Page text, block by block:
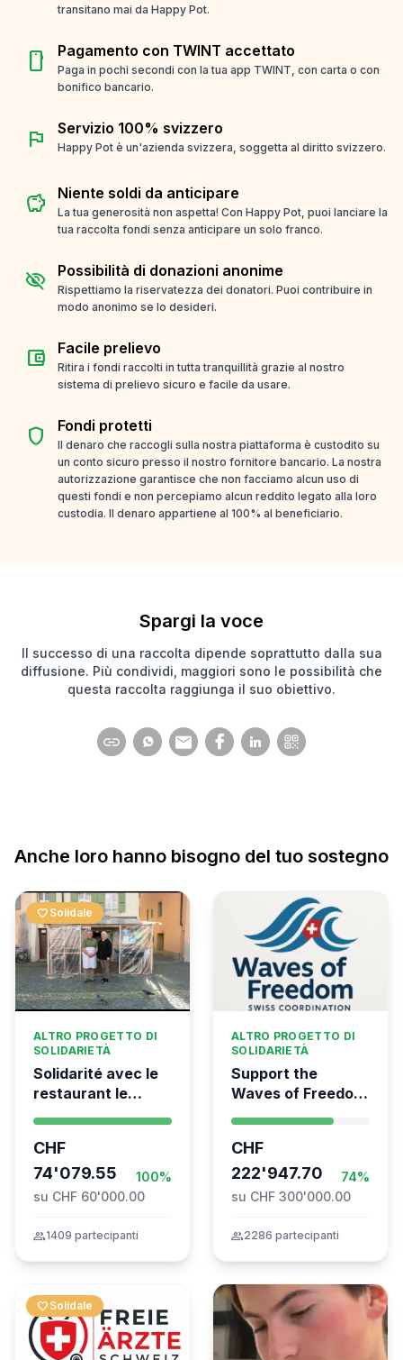
transitano mai da Happy Pot.
smartphone Pagamento con TWINT accettato
Paga in pochi secondi con la tua app TWINT, con carta o con
bonifico bancario.
flag Servizio 100% svizzero
Happy Pot è un'azienda svizzera, soggetta al diritto svizzero.
savings Niente soldi da anticipare
La tua generosità non aspetta! Con Happy Pot, puoi lanciare la
tua raccolta fondi senza anticipare un solo franco.
visibility_off Possibilità di donazioni anonime
Rispettiamo la riservatezza dei donatori. Puoi contribuire in
modo anonimo se lo desideri.
account_balance_wallet Facile prelievo
Ritira i fondi raccolti in tutta tranquillità grazie al nostro
sistema di prelievo sicuro e facile da usare.
shield Fondi protetti
Il denaro che raccogli sulla nostra piattaforma è custodito su
un conto sicuro presso il nostro fornitore bancario. La nostra
autorizzazione garantisce che non facciamo alcun uso di
questi fondi e non percepiamo alcun reddito legato alla loro
custodia. Il denaro appartiene al 100% al beneficiario.
Spargi la voce
Il successo di una raccolta dipende soprattutto dalla sua
diffusione. Più condividi, maggiori sono le possibilità che
questa raccolta raggiunga il suo obiettivo.
Anche loro hanno bisogno del tuo sostegno
favorite Solidale
ALTRO PROGETTO DI
SOLIDARIETÀ
Solidarité avec le
restaurant le
CHF
74'079.55
100%
su CHF 60'000.00
group1409 partecipanti
ALTRO PROGETTO DI
SOLIDARIETÀ
Support the
Waves of Freedom
the Global
Movement to Gaza
CHF
222'947.70
74%
su CHF 300'000.00
group2286 partecipanti
favorite Solidale